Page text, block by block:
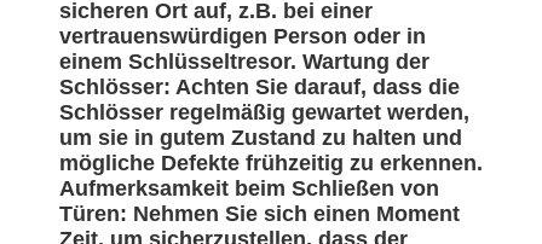
sicheren Ort auf, z.B. bei einer
vertrauenswürdigen Person oder in
einem Schlüsseltresor. Wartung der
Schlösser: Achten Sie darauf, dass die
Schlösser regelmäßig gewartet werden,
um sie in gutem Zustand zu halten und
mögliche Defekte frühzeitig zu erkennen.
Aufmerksamkeit beim Schließen von
Türen: Nehmen Sie sich einen Moment